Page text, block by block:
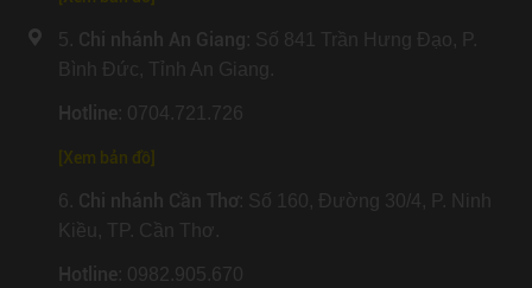
5. Chi nhánh An Giang: Số 841 Trần Hưng Đạo, P.
Bình Đức, Tỉnh An Giang.
Hotline: 0704.721.726
Xem bản đồ
6. Chi nhánh Cần Thơ: Số 160, Đường 30/4, P. Ninh
Kiều, TP. Cần Thơ.
Hotline: 0982.905.670